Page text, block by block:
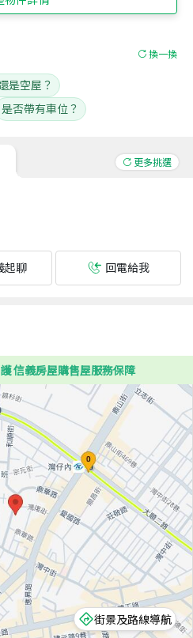
更多挑選
起聊 回電給我
換一換
是空屋？
是否帶有車位？
信義房屋購售屋服務保障
街景及路線導航